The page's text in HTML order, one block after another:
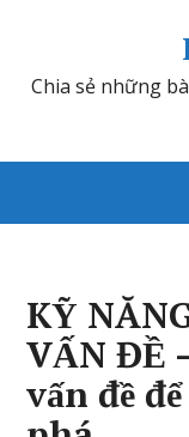
Chia sẻ những
KỸ
VẤN ĐỀ
vấn đề